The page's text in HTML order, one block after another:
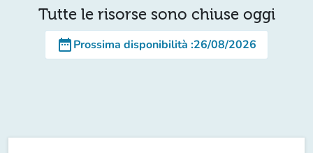
Tutte le risorse sono chiuse oggi
date_rangeProssima disponibilità :26/08/2026